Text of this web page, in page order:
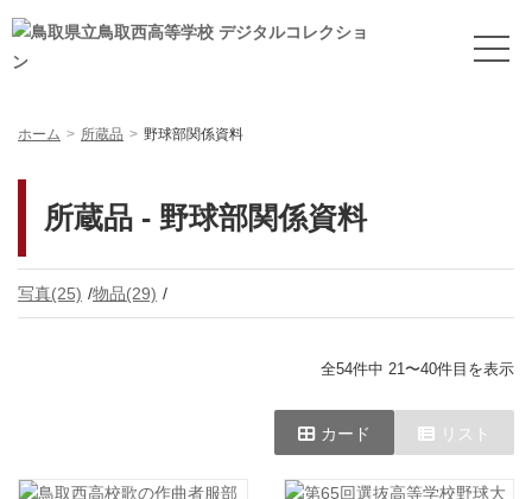
ホーム 所蔵品 野球部関係資料
所蔵品 - 野球部関係資料
写真(25) 物品(29)
全54件中 21〜40件目を表示
カード リスト